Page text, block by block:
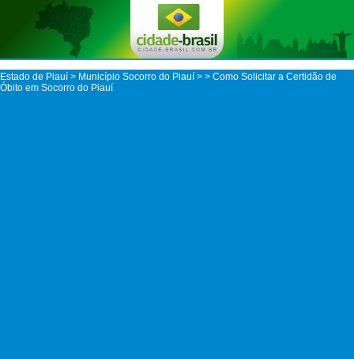
Estado de Piauí > Município Socorro do Piauí > > Como Solicitar a Certidão de
Óbito em Socorro do Piauí